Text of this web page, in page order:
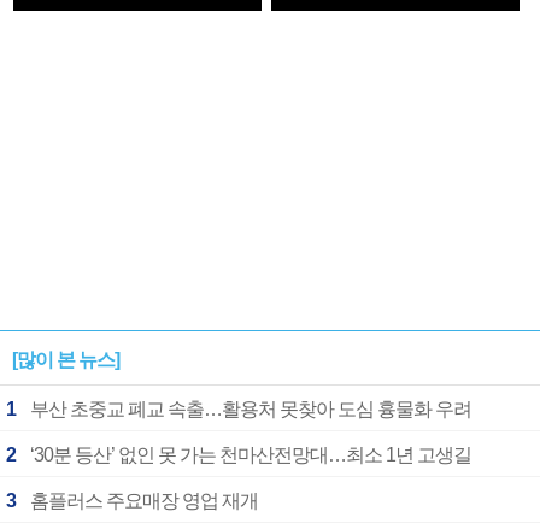
1182개팀 전수조사
확정
[많이 본 뉴스]
1 부산 초중교 폐교 속출…활용처 못찾아 도심 흉물화 우려
2 ‘30분 등산’ 없인 못 가는 천마산전망대…최소 1년 고생길
3 홈플러스 주요매장 영업 재개